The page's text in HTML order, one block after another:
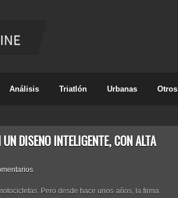
Análisis Triatlón Urbanas Otros
DISEÑO INTELIGENTE, CON ALTA
Pero desde hace unos años, la firma